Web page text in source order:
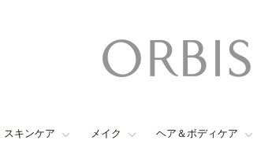
スキンケア メイク ヘア＆ボディケア